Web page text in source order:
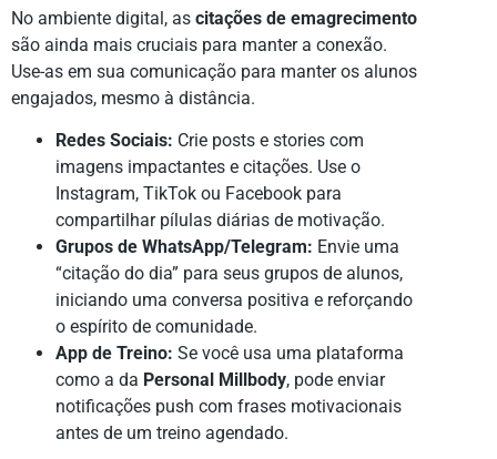
No ambiente digital, as citações de emagrecimento
são ainda mais cruciais para manter a conexão.
Use-as em sua comunicação para manter os alunos
engajados, mesmo à distância.
Redes Sociais: Crie posts e stories com
imagens impactantes e citações. Use o
Instagram, TikTok ou Facebook para
compartilhar pílulas diárias de motivação.
Grupos de WhatsApp/Telegram: Envie uma
“citação do dia” para seus grupos de alunos,
iniciando uma conversa positiva e reforçando
o espírito de comunidade.
App de Treino: Se você usa uma plataforma
como a da Personal Millbody, pode enviar
notificações push com frases motivacionais
antes de um treino agendado.